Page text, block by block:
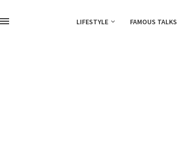
LIFESTYLE FAMOUS TALKS